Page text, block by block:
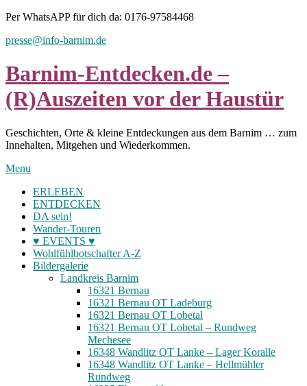
Skip
content
Per WhatsAPP für dich da: 0176-97584468
presse@info-barnim.de
Barnim-Entdecken.de –
(R)Auszeiten vor der Haustür
Geschichten, Orte & kleine Entdeckungen aus dem Barnim … zum
Innehalten, Mitgehen und Wiederkommen.
Menu
ERLEBEN
ENTDECKEN
DA sein!
Wander-Touren
♥ EVENTS ♥
Wohlfühlbotschafter A-Z
Bildergalerie
Landkreis Barnim
16321 Bernau
16321 Bernau OT Ladeburg
16321 Bernau OT Lobetal
16321 Bernau OT Lobetal – Rundweg
Mechesee
16348 Wandlitz OT Lanke – Lager Koralle
16348 Wandlitz OT Lanke – Hellmühler
Rundweg